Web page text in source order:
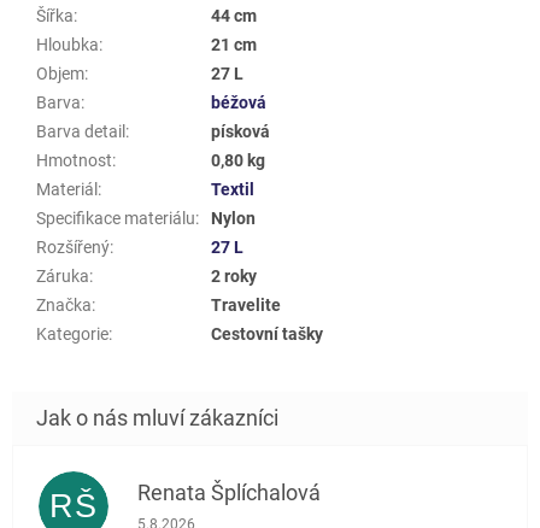
Šířka:
44 cm
Hloubka:
21 cm
Objem:
27 L
Barva:
béžová
Barva detail :
písková
Hmotnost:
0,80 kg
Materiál :
Textil
Specifikace materiálu:
Nylon
Rozšířený:
27 L
Záruka:
2 roky
Značka:
Travelite
Kategorie: Cestovní tašky
RŠ Renata Šplíchalová
Hodnocení obchodu je 5 z 5 hvězdiček.
5.8.2026